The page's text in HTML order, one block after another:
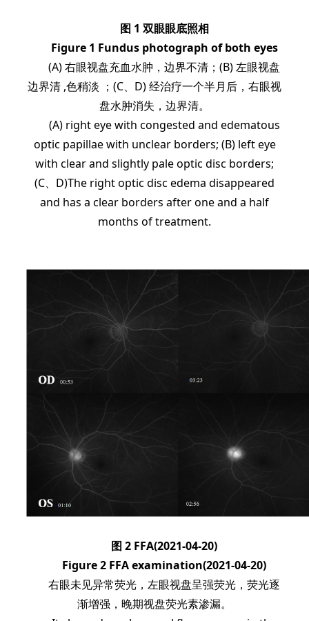
图 1 双眼眼底照相
Figure 1 Fundus photograph of both eyes
(A) 右眼视盘充血水肿，边界不清；(B) 左眼视盘
边界清 ,色稍淡 ；(C、D) 经治疗一个半月后，右眼视
盘水肿消失，边界清。
(A) right eye with congested and edematous
optic papillae with unclear borders; (B) left eye
with clear and slightly pale optic disc borders;
(C、D)The right optic disc edema disappeared
and has a clear borders after one and a half
months of treatment.
图 2 FFA(2021-04-20)
Figure 2 FFA examination(2021-04-20)
右眼未见异常荧光，左眼视盘呈强荧光，荧光逐
渐增强，晚期视盘荧光素渗漏。